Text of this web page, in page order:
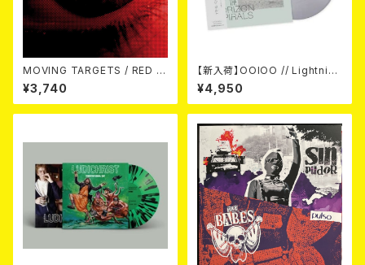
MOVING TARGETS / RED E
YES (LP)
¥3,740
【新入荷】OOIOO // Lightning
Bolt / The Horizon Spirals
// The Horizon Viral(帯付き
国内仕様・Metallic Silver LP)
¥4,950